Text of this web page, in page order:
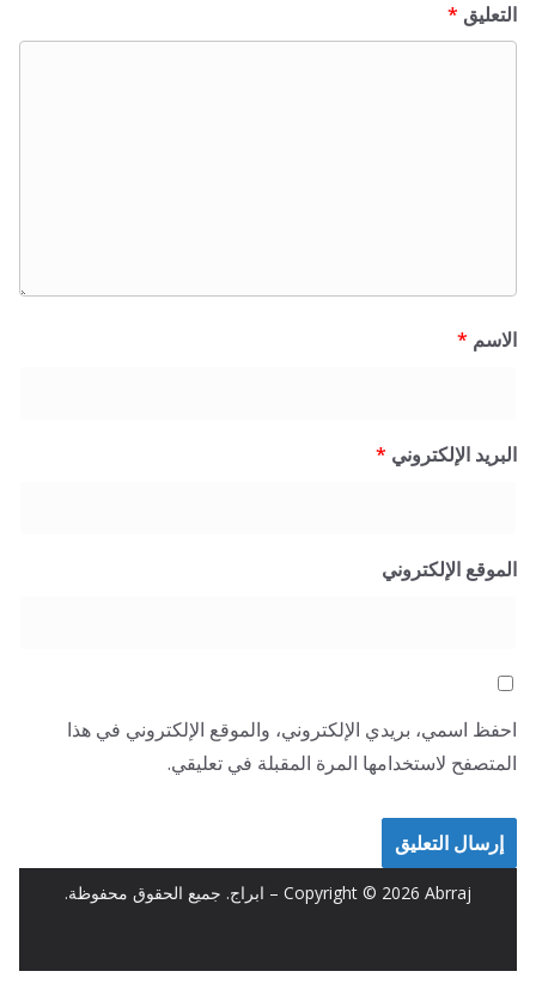
التعليق *
الاسم *
البريد الإلكتروني *
الموقع الإلكتروني
احفظ اسمي، بريدي الإلكتروني، والموقع الإلكتروني في هذا
المتصفح لاستخدامها المرة المقبلة في تعليقي.